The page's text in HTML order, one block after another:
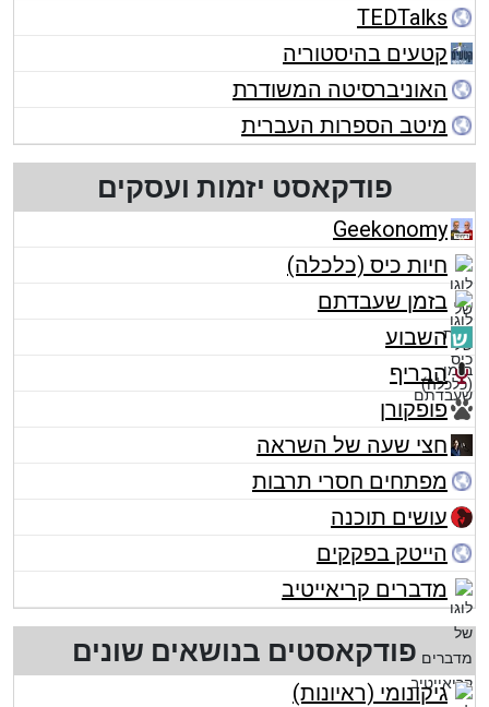
TEDTalks
קטעים בהיסטוריה
האוניברסיטה המשודרת
מיטב הספרות העברית
פודקאסט יזמות ועסקים
Geekonomy
חיות כיס (כלכלה)
בזמן שעבדתם
השבוע
הבריף
פופקורן
חצי שעה של השראה
מפתחים חסרי תרבות
עושים תוכנה
הייטק בפקקים
מדברים קריאייטיב
פודקאסטים בנושאים שונים
גיקונומי (ראיונות)